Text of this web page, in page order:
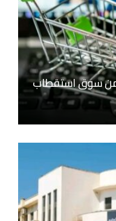
من سوق استقطاب